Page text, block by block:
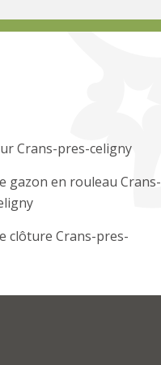
Crans-pres-celigny
gazon en rouleau Crans-
clôture Crans-pres-